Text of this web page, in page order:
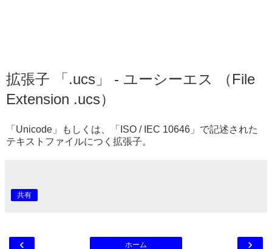
拡張子 「.ucs」 - ユーシーエス （File
Extension .ucs）
「Unicode」もしくは、「ISO / IEC 10646」で記述された
テキストファイルにつく拡張子。
共有
‹ ›
ホーム